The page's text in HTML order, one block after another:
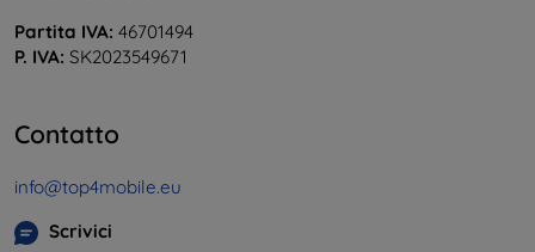
Partita IVA: 46701494
P. IVA: SK2023549671
Contatto
info@top4mobile.eu
Scrivici